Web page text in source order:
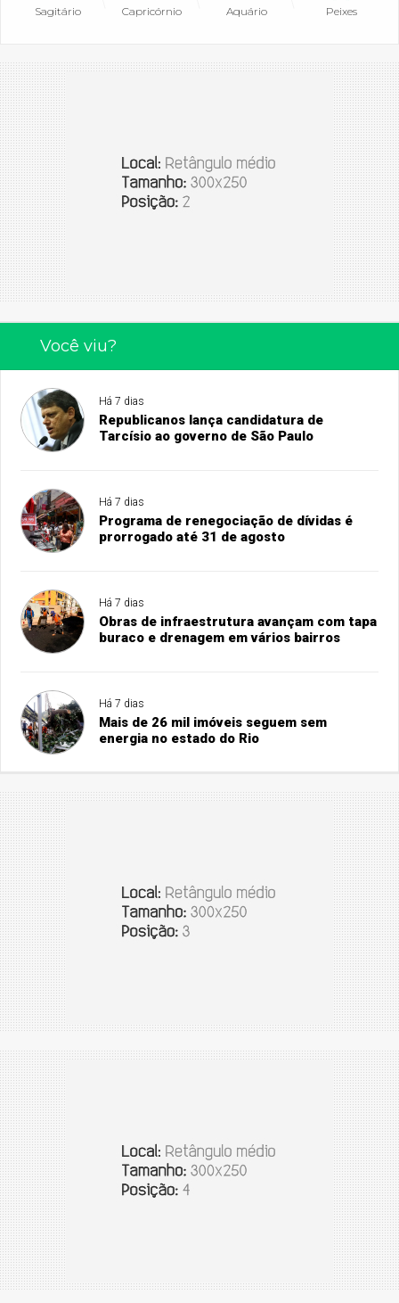
Sagitário Capricórnio Aquário Peixes
Você viu?
Há 7 dias
Republicanos lança candidatura de
Tarcísio ao governo de São Paulo
Há 7 dias
Programa de renegociação de dívidas é
prorrogado até 31 de agosto
Há 7 dias
Obras de infraestrutura avançam com tapa
buraco e drenagem em vários bairros
Há 7 dias
Mais de 26 mil imóveis seguem sem
energia no estado do Rio